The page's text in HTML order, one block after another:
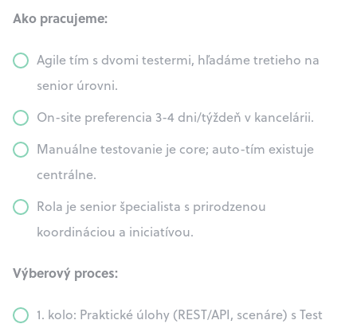
Ako pracujeme:
Agile tím s dvomi testermi, hľadáme tretieho na
senior úrovni.
On-site preferencia 3-4 dni/týždeň v kancelárii.
Manuálne testovanie je core; auto-tím existuje
centrálne.
Rola je senior špecialista s prirodzenou
koordináciou a iniciatívou.
Výberový proces:
1. kolo: Praktické úlohy (REST/API, scenáre) s Test